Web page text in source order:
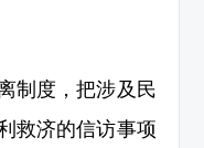
度，把涉及民
救济的信访事项